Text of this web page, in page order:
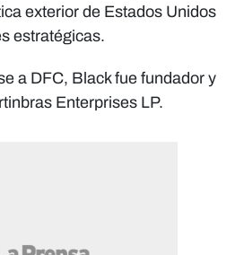
exterior de Estados Unidos
estratégicas.
a DFC, Black fue fundador y
Enterprises LP.